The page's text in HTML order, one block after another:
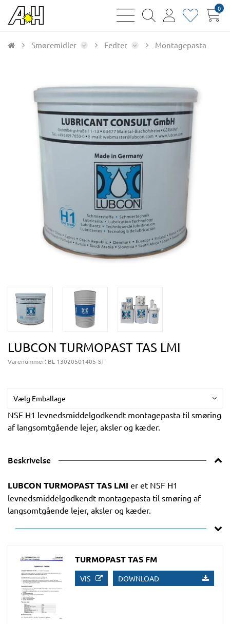
bars
magnifying
user
heart0
Smøremidler Fedter Montagepasta
LUBCON TURMOPAST TAS LMI
Varenummer: BL 13020501405-ST
Vælg Emballage
NSF H1 levnedsmiddelgodkendt montagepasta til smøring
af langsomtgående lejer, aksler og kæder.
Beskrivelse
LUBCON TURMOPAST TAS LMI er et NSF H1
levnedsmiddelgodkendt montagepasta til smøring af
langsomtgående lejer, aksler og kæder.
TURMOPAST TAS FM
VIS DOWNLOAD